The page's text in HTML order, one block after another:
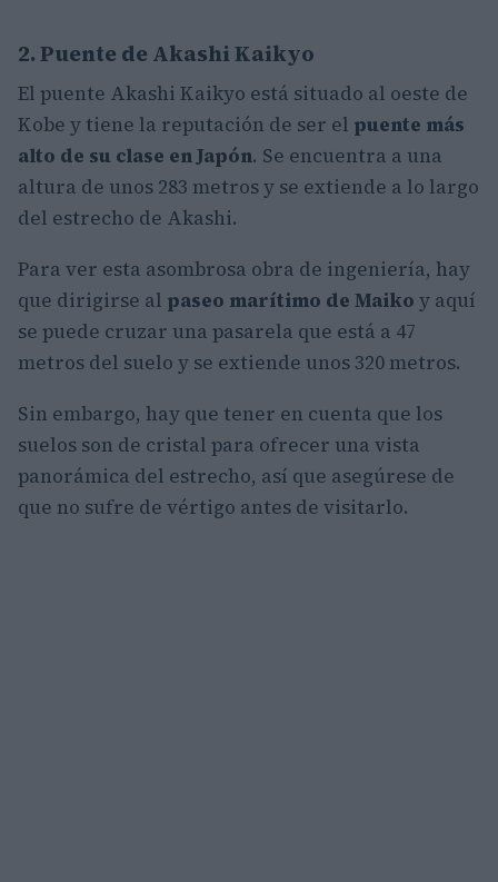
2. Puente de Akashi Kaikyo
El puente Akashi Kaikyo está situado al oeste de
Kobe y tiene la reputación de ser el puente más
alto de su clase en Japón. Se encuentra a una
altura de unos 283 metros y se extiende a lo largo
del estrecho de Akashi.
Para ver esta asombrosa obra de ingeniería, hay
que dirigirse al paseo marítimo de Maiko y aquí
se puede cruzar una pasarela que está a 47
metros del suelo y se extiende unos 320 metros.
Sin embargo, hay que tener en cuenta que los
suelos son de cristal para ofrecer una vista
panorámica del estrecho, así que asegúrese de
que no sufre de vértigo antes de visitarlo.